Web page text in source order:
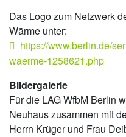
Das Logo zum Netzwerk
Wärme unter:
https://www.berlin.de/
waerme-1258621.php
Bildergalerie
Für die LAG WfbM Berlin
Neuhaus zusammen mit
Herrn Krüger und Frau